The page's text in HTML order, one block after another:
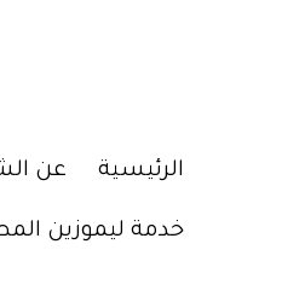
الرئيسية عن
خدمة ليموزين